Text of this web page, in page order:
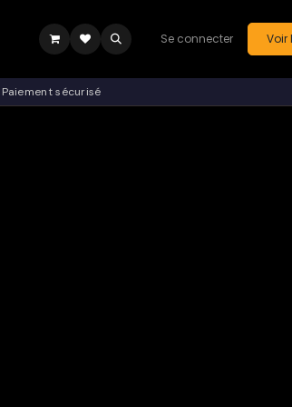
Actualités Se connecter Voir
Paiement sécurisé